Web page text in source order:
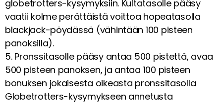
globetrotters-kysymyksiin. Kultatasolle pääsy
vaatii kolme perättäistä voittoa hopeatasolla
blackjack-pöydässä (vähintään 100 pisteen
panoksilla).
5. Pronssitasolle pääsy antaa 500 pistettä, avaa
500 pisteen panoksen, ja antaa 100 pisteen
bonuksen jokaisesta oikeasta pronssitasolla
Globetrotters-kysymykseen annetusta